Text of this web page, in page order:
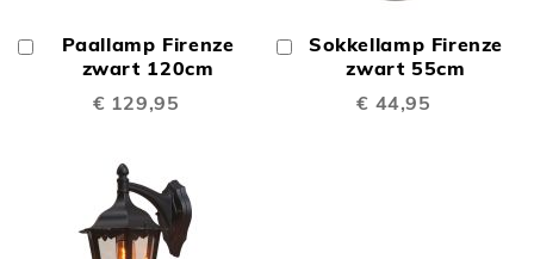
Paallamp Firenze
zwart 120cm
€ 129,95
Winkelwagen
Sokkellamp Firenze
zwart 55cm
€ 44,95
In
Winkelwagen